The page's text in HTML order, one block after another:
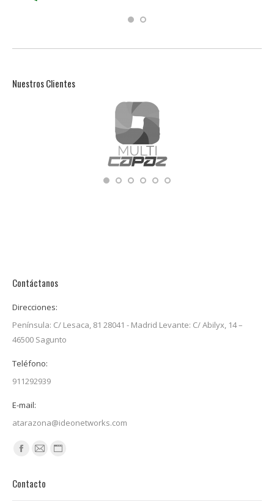
Nuestros Clientes
Contáctanos
Direcciones:
Península: C/ Lesaca, 81 28041 - Madrid Levante: C/ Abilyx, 14 –
46500 Sagunto
Teléfono:
911292939
E-mail:
atarazona@ideonetworks.com
Encuéntranos en:
Facebook
opens
Mail
opens
Sitio
Contacto